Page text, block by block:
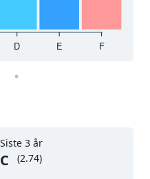
D E F
Siste 3 år
C (2.74)